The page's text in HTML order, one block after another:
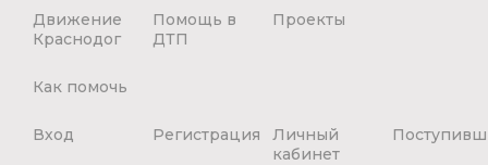
Движение
Краснодог
Помощь в
ДТП
Проекты
Как помочь
Вход Регистрация
Личный
кабинет